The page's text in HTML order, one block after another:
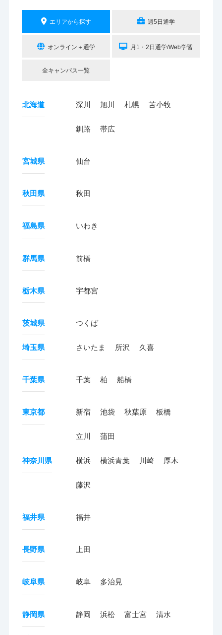
エリアから探す 週5日通学
オンライン＋通学 月1・2日通学/Web学習
全キャンパス一覧
北海道 深川 旭川 札幌 苫小牧
釧路 帯広
宮城県 仙台
秋田県 秋田
福島県 いわき
群馬県 前橋
栃木県 宇都宮
茨城県 つくば
埼玉県 さいたま 所沢 久喜
千葉県 千葉 柏 船橋
東京都 新宿 池袋 秋葉原 板橋
立川 蒲田
神奈川県 横浜 横浜青葉 川崎 厚木
藤沢
福井県 福井
長野県 上田
岐阜県 岐阜 多治見
静岡県 静岡 浜松 富士宮 清水